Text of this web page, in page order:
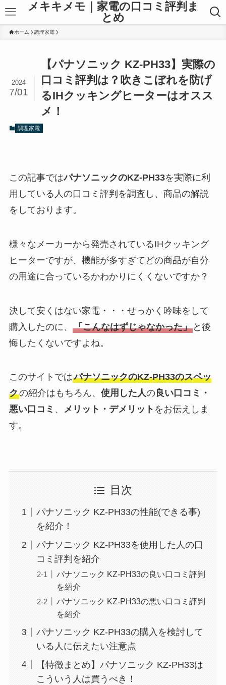
メキキメモ｜家電の口コミ評判ま
とめ
ホーム 調理家電
【パナソニック KZ-PH33】実際の
口コミ評判は？吹きこぼれを防げ
るIHクッキングヒーターはオスス
メ！
2024
7/01
調理家電
この記事ではパナソニックのKZ-PH33を実際に利
用している人の口コミ評判を調査し、商品の解説
をしております。
様々なメーカーから発売されているIHクッキング
ヒーターですが、機能が多すぎてどの商品が自分
の用途に合っているかわかりにくくないですか？
決して安くはない家電・・・せっかく吟味をして
購入したのに、 「こんなはずじゃなかった」と後
悔したくないですよね。
このサイトではパナソニックのKZ-PH33のスペッ
クの紹介はもちろん、 使用した人の良い口コミ・
悪い口コミ 、 メリット・デメリット をお伝えしま
す。
目次
パナソニック KZ-PH33の性能(できる事)
を紹介！
パナソニック KZ-PH33を使用した人の口
コミ評判を紹介
パナソニック KZ-PH33の良い口コミ評判
を紹介
パナソニック KZ-PH33の悪い口コミ評判
を紹介
パナソニック KZ-PH33の購入を検討して
いる人に伝えたい注意点
【特徴まとめ】パナソニック KZ-PH33は
こういう人は買うべき！